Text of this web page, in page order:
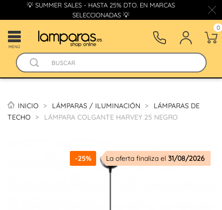
💡 SUMMER SALES - HASTA 25% DTO. EN MARCAS
SELECCIONADAS 💡
MENÚ
0
INICIO LÁMPARAS / ILUMINACIÓN
LÁMPARAS DE
TECHO
LÁMPARA COLGANTE HARVEY 25 NEGRO
-25% La oferta finaliza el 31/08/2026